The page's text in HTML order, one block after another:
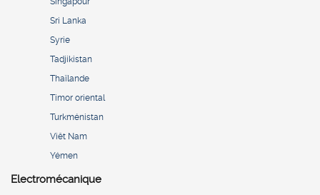
Sri Lanka
Syrie
Tadjikistan
Thaïlande
Timor oriental
Turkménistan
Viêt Nam
Yémen
Electromécanique